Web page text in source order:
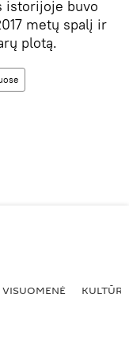
istorijoje buvo
metų spalį ir
plotą.
VISUOMENĖ KULTŪRA